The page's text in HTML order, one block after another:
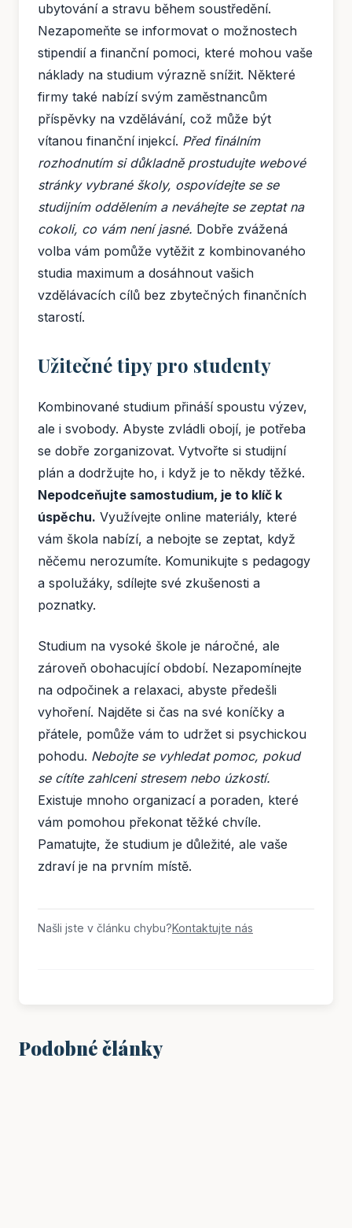
ubytování a stravu během soustředění.
Nezapomeňte se informovat o možnostech
stipendií a finanční pomoci, které mohou vaše
náklady na studium výrazně snížit. Některé
firmy také nabízí svým zaměstnancům
příspěvky na vzdělávání, což může být
vítanou finanční injekcí. Před finálním
rozhodnutím si důkladně prostudujte webové
stránky vybrané školy, ospovídejte se se
studijním oddělením a neváhejte se zeptat na
cokoli, co vám není jasné. Dobře zvážená
volba vám pomůže vytěžit z kombinovaného
studia maximum a dosáhnout vašich
vzdělávacích cílů bez zbytečných finančních
starostí.
Užitečné tipy pro studenty
Kombinované studium přináší spoustu výzev,
ale i svobody. Abyste zvládli obojí, je potřeba
se dobře zorganizovat. Vytvořte si studijní
plán a dodržujte ho, i když je to někdy těžké.
Nepodceňujte samostudium, je to klíč k
úspěchu. Využívejte online materiály, které
vám škola nabízí, a nebojte se zeptat, když
něčemu nerozumíte. Komunikujte s pedagogy
a spolužáky, sdílejte své zkušenosti a
poznatky.
Studium na vysoké škole je náročné, ale
zároveň obohacující období. Nezapomínejte
na odpočinek a relaxaci, abyste předešli
vyhoření. Najděte si čas na své koníčky a
přátele, pomůže vám to udržet si psychickou
pohodu. Nebojte se vyhledat pomoc, pokud
se cítíte zahlceni stresem nebo úzkostí.
Existuje mnoho organizací a poraden, které
vám pomohou překonat těžké chvíle.
Pamatujte, že studium je důležité, ale vaše
zdraví je na prvním místě.
Našli jste v článku chybu?Kontaktujte nás
Podobné články